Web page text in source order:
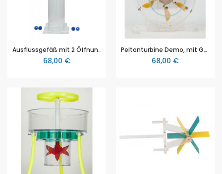
Ausflussgefäß mit 2 Öffnungen
68,00 €
Peltonturbine Demo, mit Generator
68,00 €